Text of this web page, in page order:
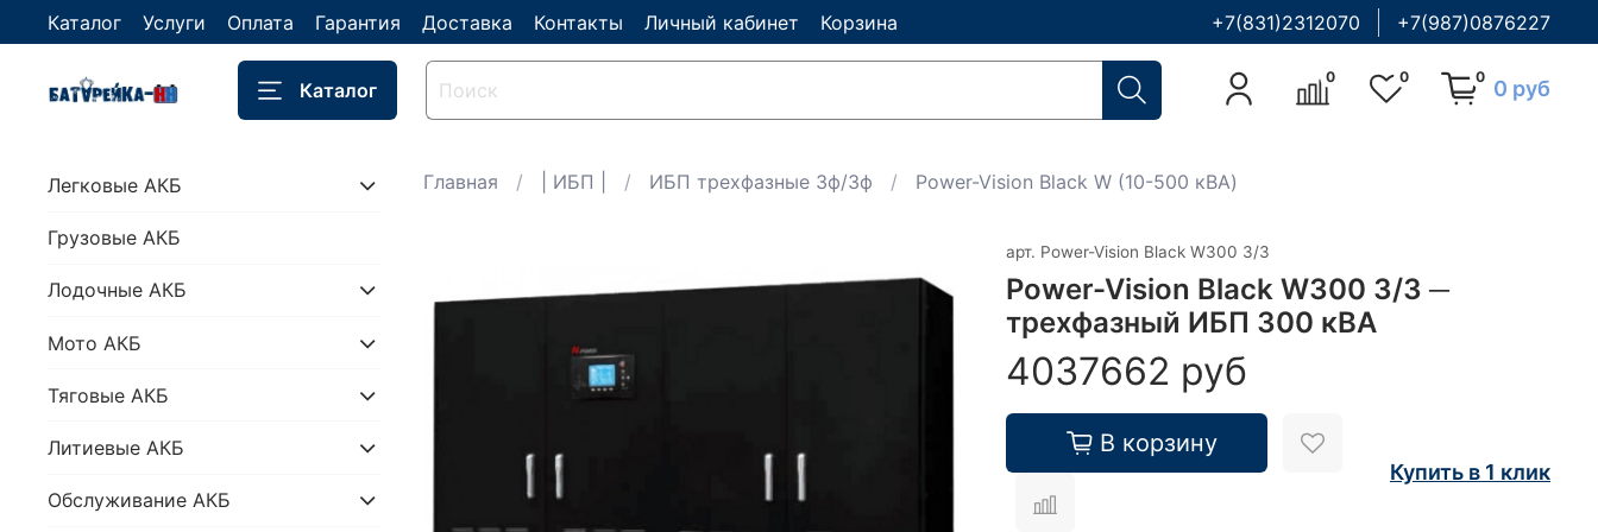
Каталог Услуги Оплата Гарантия Доставка Контакты Личный кабинет Корзина +7(831)2312070 +7(987)0876227
Каталог
0 0 0 0 руб
Главная | ИБП | ИБП трехфазные 3ф/3ф Power-Vision Black W (10-500 кВА)
арт. Power-Vision Black W300 3/3
Power-Vision Black W300 3/3 ─
трехфазный ИБП 300 кВА
4037662 руб
В корзину
Купить в 1 клик
Легковые АКБ
Грузовые АКБ
Лодочные АКБ
Мото АКБ
Тяговые АКБ
Литиевые АКБ
Обслуживание АКБ